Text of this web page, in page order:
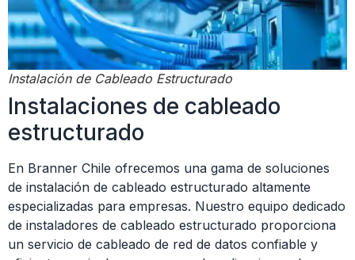
Instalación de Cableado Estructurado
Instalaciones de cableado
estructurado
En Branner Chile ofrecemos una gama de soluciones
de instalación de cableado estructurado altamente
especializadas para empresas. Nuestro equipo dedicado
de instaladores de cableado estructurado proporciona
un servicio de cableado de red de datos confiable y